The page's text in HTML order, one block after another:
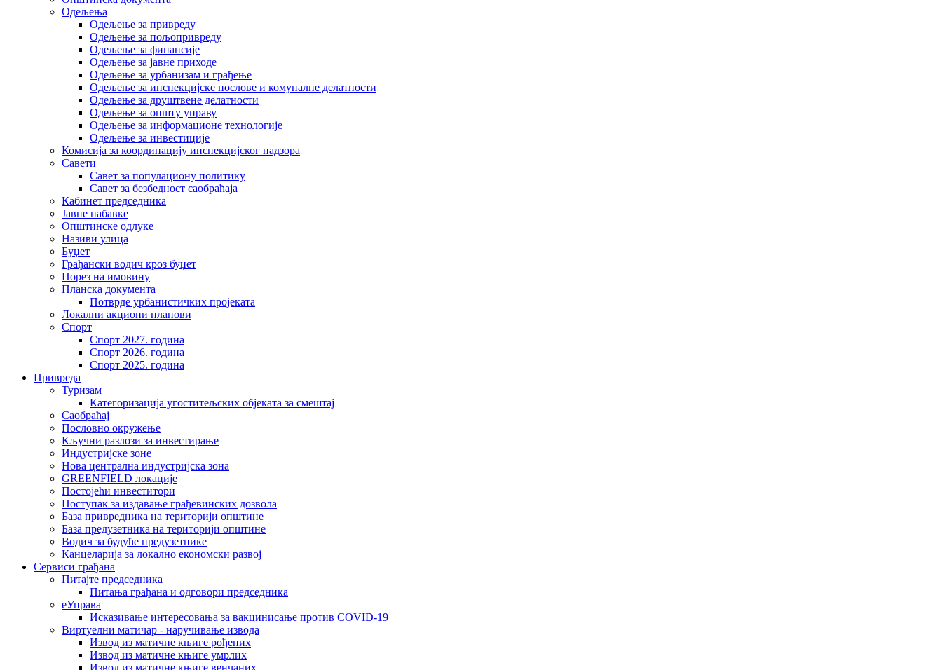
Одељења
Одељење за привреду
Одељење за пољопривреду
Одељење за финансије
Одељење за јавне приходе
Одељење за урбанизам и грађење
Одељење за инспекцијске послове и комуналне делатности
Одељење за друштвене делатности
Одељење за општу управу
Одељење за информационе технологије
Одељење за инвестиције
Комисија за координацију инспекцијског надзора
Савети
Савет за популациону политику
Савет за безбедност саобраћаја
Кабинет председника
Јавне набавке
Општинске одлуке
Називи улица
Буџет
Грађански водич кроз буџет
Порез на имовину
Планска документа
Потврде урбанистичких пројеката
Локални акциони планови
Спорт
Спорт 2027. година
Спорт 2026. година
Спорт 2025. година
Привреда
Туризам
Категоризација угоститељских објеката за смештај
Саобраћај
Пословно окружење
Кључни разлози за инвестирање
Индустријске зоне
Нова централна индустријска зона
GREENFIELD локације
Постојећи инвеститори
Поступак за издавање грађевинских дозвола
База привредника на територији општине
База предузетника на територији општине
Водич за будуће предузетнике
Канцеларија за локално економски развој
Сервиси грађана
Питајте председника
Питања грађана и одговори председника
еУправа
Исказивање интересовања за вакцинисање против COVID-19
Виртуелни матичар - наручивање извода
Извод из матичне књиге рођених
Извод из матичне књиге умрлих
Извод из матичне књиге венчаних